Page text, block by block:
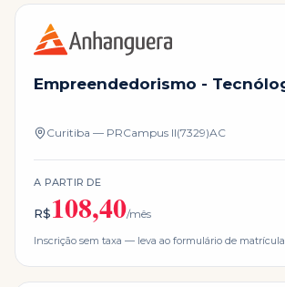
Empreendedorismo -
Curitiba — PRCampus II(7329)AC
A PARTIR DE
R$108,40/mês
Inscrição sem taxa — leva ao formulário de matrícula